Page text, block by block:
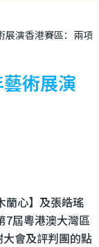
演香港賽區：兩項
術展演
蘭心】及張皓瑤
7屆粵港澳大灣區
會及評判團的點